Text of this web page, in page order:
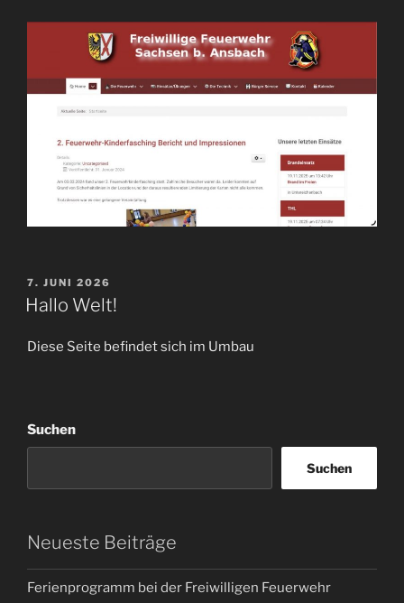
VERÖFFENTLICHT
AM
7. JUNI 2026
Hallo Welt!
Diese Seite befindet sich im Umbau
Suchen
Suchen
Neueste Beiträge
Ferienprogramm bei der Freiwilligen Feuerwehr